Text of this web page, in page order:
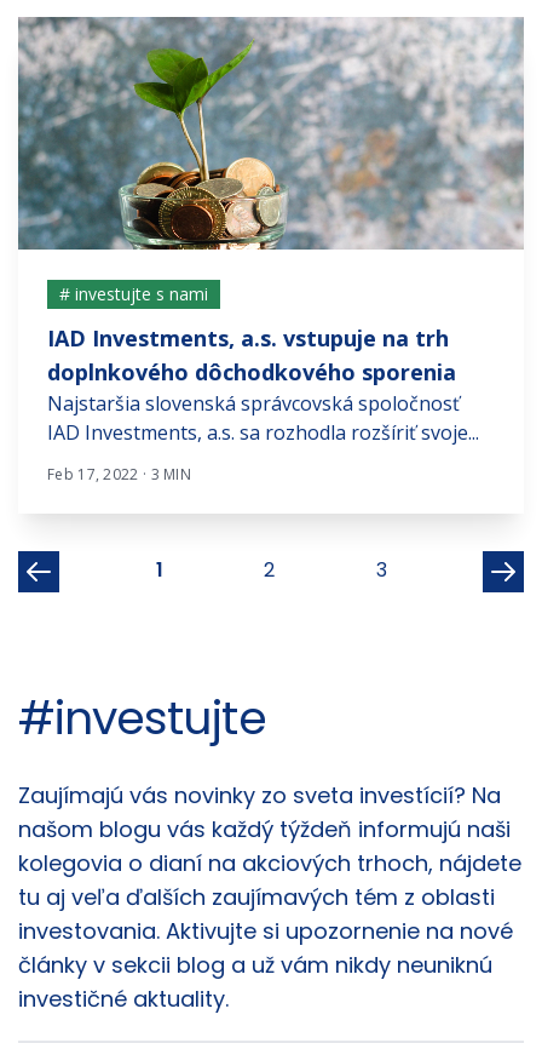
# investujte s nami
IAD Investments, a.s. vstupuje na trh
doplnkového dôchodkového sporenia
Najstaršia slovenská správcovská spoločnosť
IAD Investments, a.s. sa rozhodla rozšíriť svoje...
Feb 17, 2022 · 3 MIN
1 2 3
#investujte
Články
Zaujímajú vás novinky zo sveta investícií? Na
našom blogu vás každý týždeň informujú naši
kolegovia o dianí na akciových trhoch, nájdete
tu aj veľa ďalších zaujímavých tém z oblasti
investovania. Aktivujte si upozornenie na nové
články v sekcii blog a už vám nikdy neuniknú
investičné aktuality.